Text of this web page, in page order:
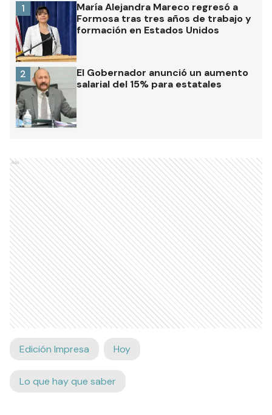
María Alejandra Mareco regresó a
Formosa tras tres años de trabajo y
formación en Estados Unidos
1
El Gobernador anunció un aumento
salarial del 15% para estatales
2
Ads
Edición Impresa Hoy
Lo que hay que saber